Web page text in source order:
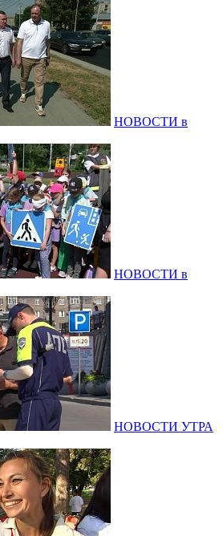
НОВОСТИ в
НОВОСТИ в
НОВОСТИ УТРА